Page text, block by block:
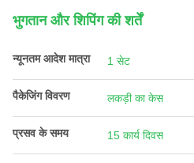
भुगतान और शिपिंग की शर्तें
न्यूनतम आदेश मात्रा 1 सेट
पैकेजिंग विवरण लकड़ी का केस
प्रसव के समय 15 कार्य दिवस